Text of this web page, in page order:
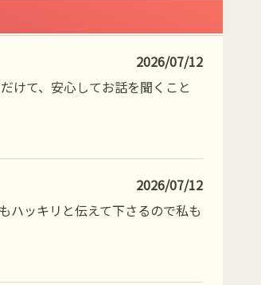
2026/07/12
けて、安心してお話を聞くこと
2026/07/12
ハッキリと伝えて下さるので私も